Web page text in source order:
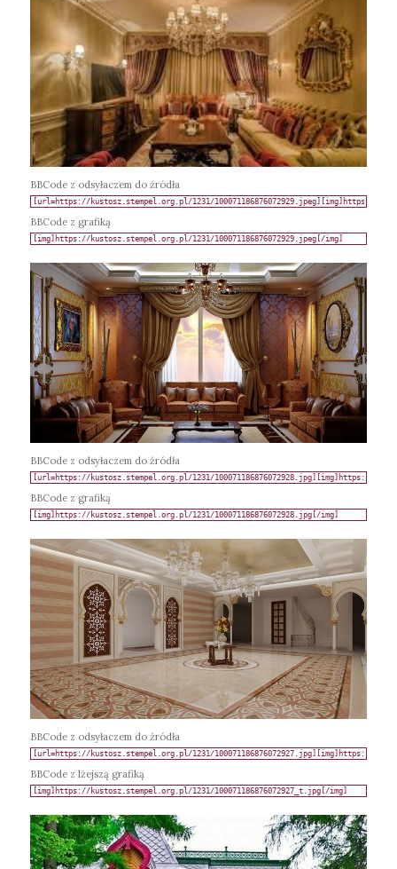
BBCode z odsyłaczem do źródła
BBCode z grafiką
BBCode z odsyłaczem do źródła
BBCode z grafiką
BBCode z odsyłaczem do źródła
BBCode z lżejszą grafiką